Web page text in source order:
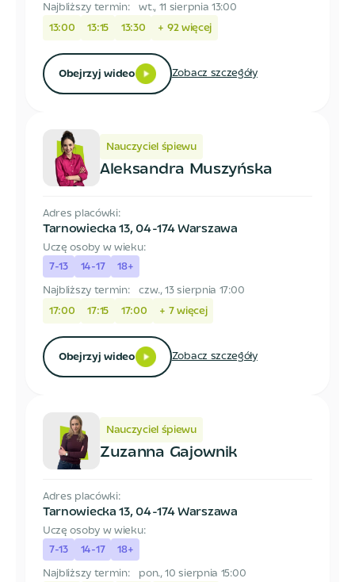
Najbliższy termin:
wt., 11 sierpnia 13:00
13:00
13:15 13:30 + 92więcej
Obejrzyj wideo Zobacz szczegóły
Nauczyciel śpiewu
Aleksandra Muszyńska
Adres placówki:
Tarnowiecka 13, 04-174 Warszawa
Uczę osoby w wieku:
7-13
14-17
18+
Najbliższy termin:
czw., 13 sierpnia 17:00
17:00
17:15 17:00 + 7więcej
Obejrzyj wideo Zobacz szczegóły
Nauczyciel śpiewu
Zuzanna Gajownik
Adres placówki:
Tarnowiecka 13, 04-174 Warszawa
Uczę osoby w wieku:
7-13
14-17
18+
Najbliższy termin:
pon., 10 sierpnia 15:00